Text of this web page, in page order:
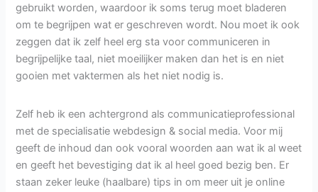
gebruikt worden, waardoor ik soms terug moet bladeren
om te begrijpen wat er geschreven wordt. Nou moet ik ook
zeggen dat ik zelf heel erg sta voor communiceren in
begrijpelijke taal, niet moeilijker maken dan het is en niet
gooien met vaktermen als het niet nodig is.
Zelf heb ik een achtergrond als communicatieprofessional
met de specialisatie webdesign & social media. Voor mij
geeft de inhoud dan ook vooral woorden aan wat ik al weet
en geeft het bevestiging dat ik al heel goed bezig ben. Er
staan zeker leuke (haalbare) tips in om meer uit je online